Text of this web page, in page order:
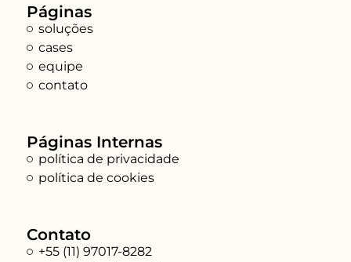
Páginas
soluções
cases
equipe
contato
Páginas Internas
política de privacidade
política de cookies
Contato
+55 (11) 97017-8282